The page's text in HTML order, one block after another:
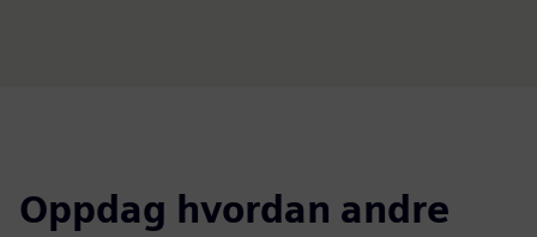
Oppdag hvordan andre